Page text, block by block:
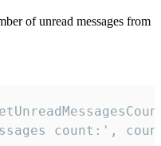
of unread messages from
count:',